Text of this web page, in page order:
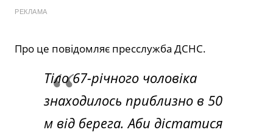
РЕКЛАМА
Про це повідомляє пресслужба ДСНС.
Тіло 67-річного чоловіка
знаходилось приблизно в 50
м від берега. Аби дістатися